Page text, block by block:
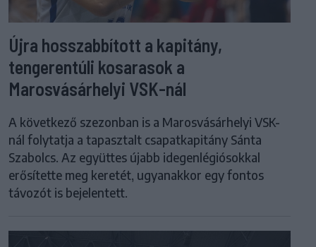
Újra hosszabbított a kapitány,
tengerentúli kosarasok a
Marosvásárhelyi VSK-nál
A következő szezonban is a Marosvásárhelyi VSK-
nál folytatja a tapasztalt csapatkapitány Sánta
Szabolcs. Az együttes újabb idegenlégiósokkal
erősítette meg keretét, ugyanakkor egy fontos
távozót is bejelentett.